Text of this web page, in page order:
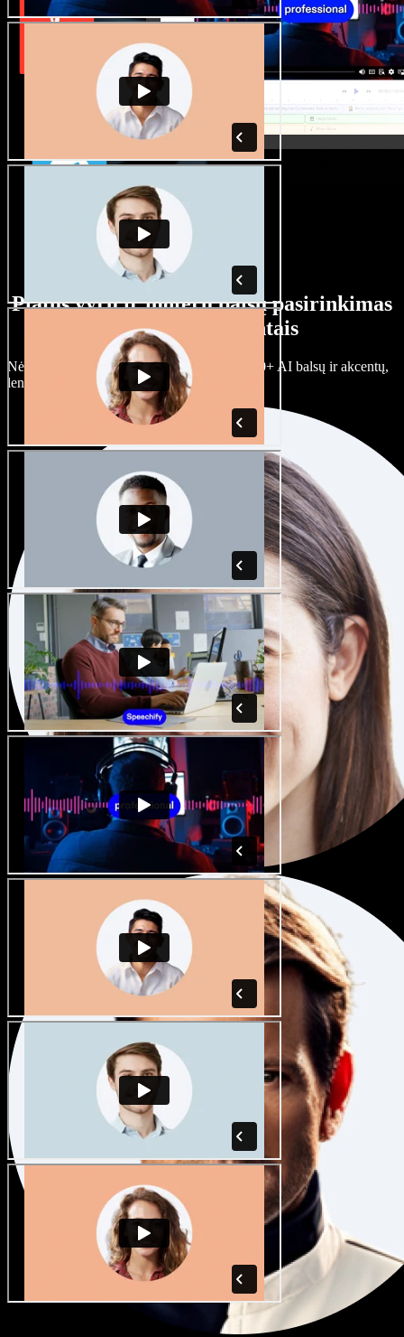
Platus vyrų ir moterų balsų pasirinkimas
su įvairiais akcentais
Nėra dviejų vienodų projektų. Rinkitės iš 100+ AI balsų ir akcentų,
lengvai juos prisitaikykite.